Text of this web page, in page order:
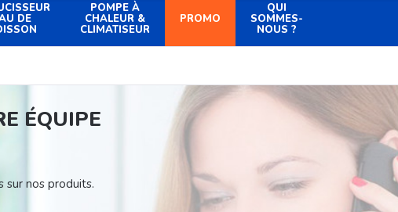
DE
POMPE À
CHALEUR &
CLIMATISEUR
PROMO
QUI
SOMMES-
NOUS ?
ÉQUIPE
sur nos produits.